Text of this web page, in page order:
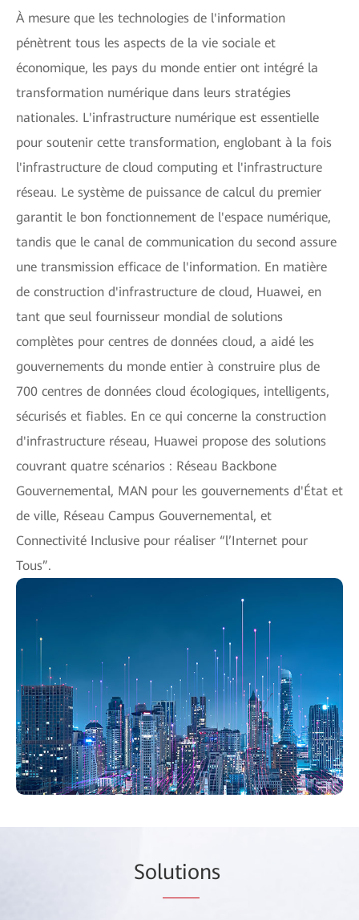
À mesure que les technologies de l'information
pénètrent tous les aspects de la vie sociale et
économique, les pays du monde entier ont intégré la
transformation numérique dans leurs stratégies
nationales. L'infrastructure numérique est essentielle
pour soutenir cette transformation, englobant à la fois
l'infrastructure de cloud computing et l'infrastructure
réseau. Le système de puissance de calcul du premier
garantit le bon fonctionnement de l'espace numérique,
tandis que le canal de communication du second assure
une transmission efficace de l'information. En matière
de construction d'infrastructure de cloud, Huawei, en
tant que seul fournisseur mondial de solutions
complètes pour centres de données cloud, a aidé les
gouvernements du monde entier à construire plus de
700 centres de données cloud écologiques, intelligents,
sécurisés et fiables. En ce qui concerne la construction
d'infrastructure réseau, Huawei propose des solutions
couvrant quatre scénarios : Réseau Backbone
Gouvernemental, MAN pour les gouvernements d'État et
de ville, Réseau Campus Gouvernemental, et
Connectivité Inclusive pour réaliser “l’Internet pour
Tous”.
Solutions